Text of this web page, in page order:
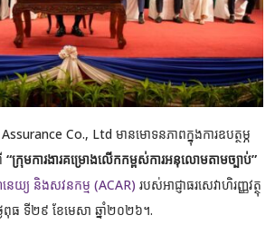
Co., Ltd មានមោទនភាពក្នុងការឧបត្ថម្ភ
“ក្រុមការងារគម្រោងលើកកម្ពស់ការអនុលោមតាមច្បាប់”
យ្យ និង​សវនកម្ម (ACAR) របស់អាជ្ញាធរសេវាហិរញ្ញវត្ថុ
ពុធ ទី២៩ ខែមេសា ឆ្នាំ២០២៦។.